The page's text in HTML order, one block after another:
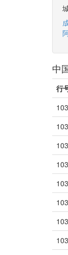
中
行